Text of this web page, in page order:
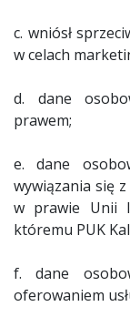
c. wniósł
w celach
d. dane
prawem;
e. dane
wywiązania się
w prawie Unii
któremu PUK
f. dane
oferowaniem